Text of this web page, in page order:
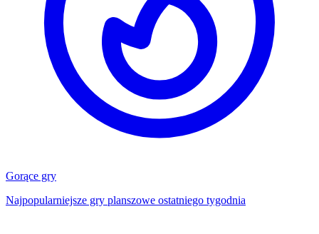
Gorące gry
Najpopularniejsze gry planszowe ostatniego tygodnia